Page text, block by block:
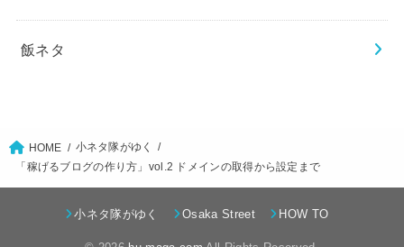
飯ネタ
HOME
小ネタ隊がゆく
「稼げるブログの作り方」vol.2 ドメインの取得から設定まで
小ネタ隊がゆく Osaka Street HOW TO